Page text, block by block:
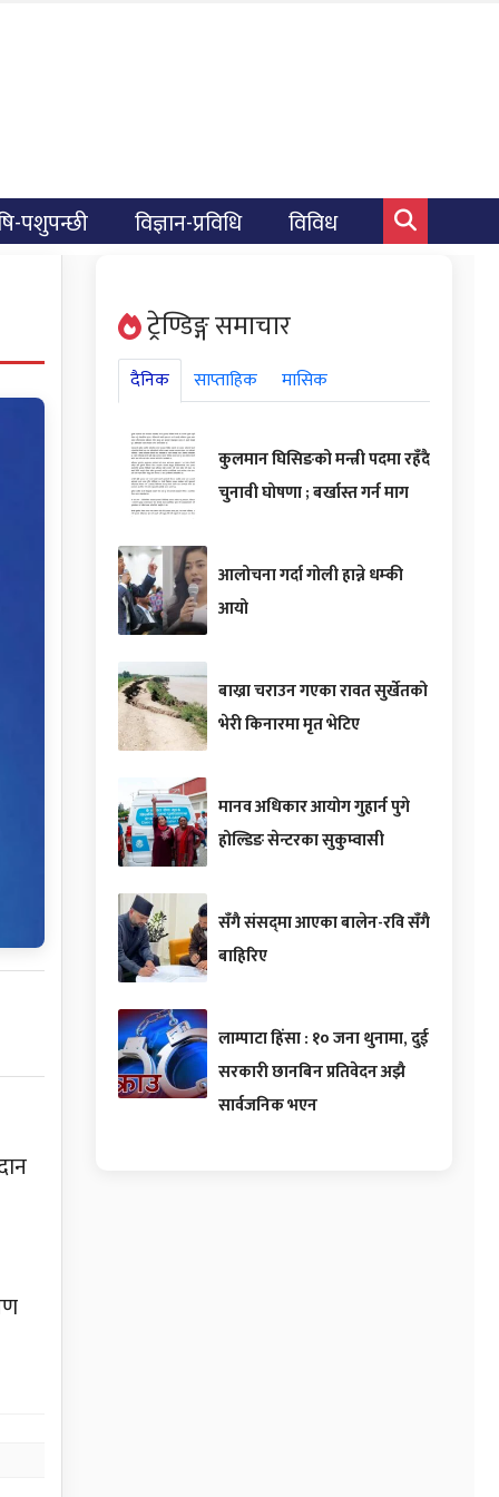
पशुपन्छी विज्ञान-प्रविधि विविध
ट्रेण्डिङ्ग समाचार
दैनिक साप्ताहिक मासिक
कुलमान घिसिङको मन्त्री पदमा रहँदै
चुनावी घोषणा ; बर्खास्त गर्न माग
आलोचना गर्दा गोली हान्ने धम्की
आयो
बाख्रा चराउन गएका रावत सुर्खेतको
भेरी किनारमा मृत भेटिए
मानव अधिकार आयोग गुहार्न पुगे
होल्डिङ सेन्टरका सुकुम्वासी
सँगै संसद्‌मा आएका बालेन-रवि सँगै
बाहिरिए
लाम्पाटा हिंसा : १० जना थुनामा, दुई
सरकारी छानबिन प्रतिवेदन अझै
सार्वजनिक भएन